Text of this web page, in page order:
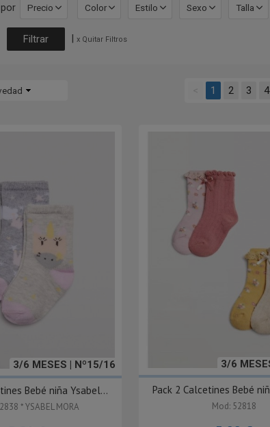
Precio Color Estilo Sexo Talla
| x Quitar Filtros
1 2 3 4
3/6 MESES | Nº15/16
Bebé niña Ysabel...
* YSABEL MORA
3/6
Pack 2 Calcetines Bebé
Mod: 52818